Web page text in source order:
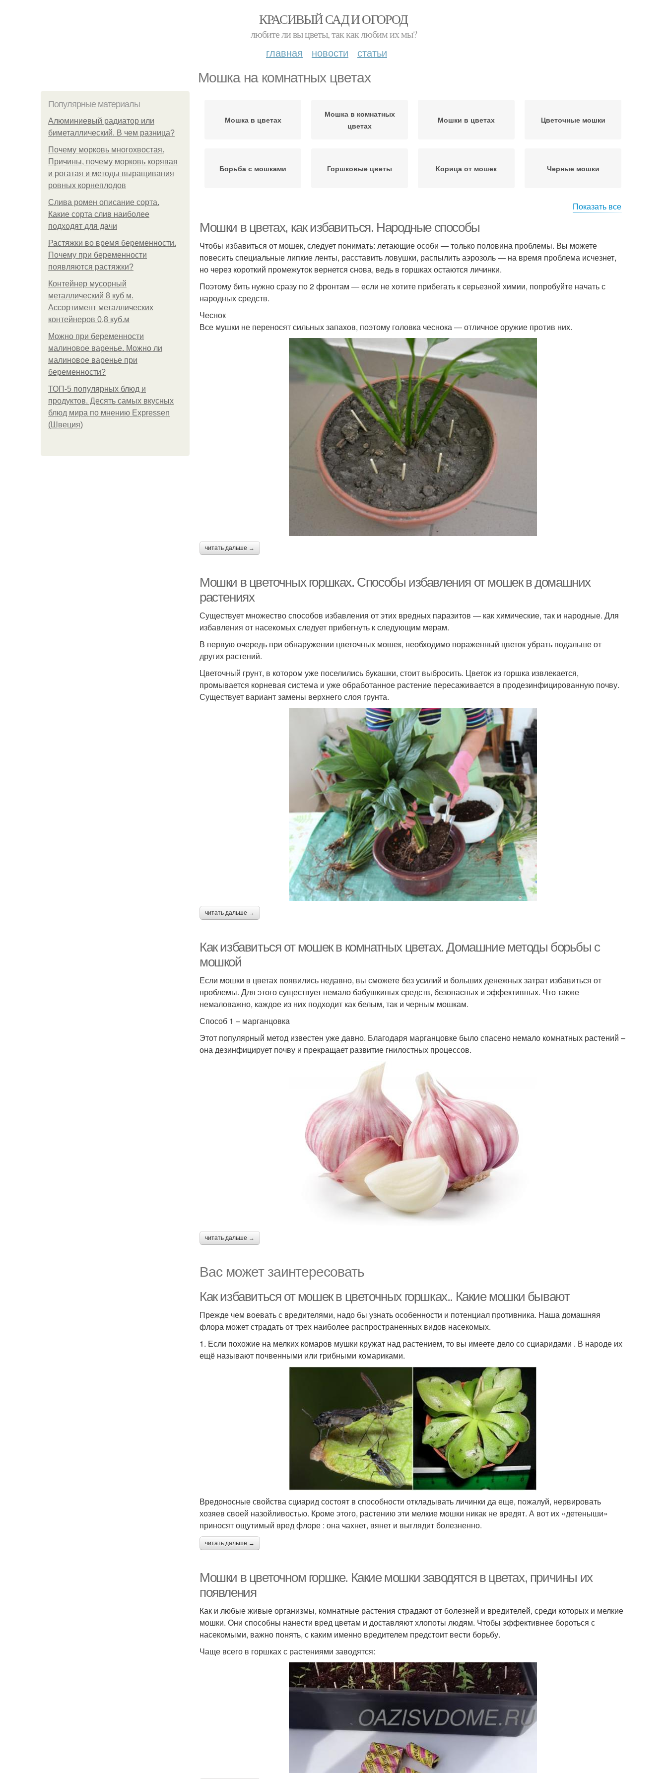
КРАСИВЫЙ САД И ОГОРОД
любите ли вы цветы, так как любим их мы?
главная новости статьи
Мошка на комнатных цветах
Популярные материалы
Алюминиевый радиатор или
биметаллический. В чем разница?
Почему морковь многохвостая.
Причины, почему морковь корявая
и рогатая и методы выращивания
ровных корнеплодов
Слива ромен описание сорта.
Какие сорта слив наиболее
подходят для дачи
Растяжки во время беременности.
Почему при беременности
появляются растяжки?
Контейнер мусорный
металлический 8 куб м.
Ассортимент металлических
контейнеров 0,8 куб.м
Можно при беременности
малиновое варенье. Можно ли
малиновое варенье при
беременности?
ТОП-5 популярных блюд и
продуктов. Десять самых вкусных
блюд мира по мнению Expressen
(Швеция)
Мошка в цветах
Мошка в комнатных
цветах
Мошки в цветах Цветочные мошки
Борьба с мошками Горшковые цветы Корица от мошек Черные мошки
горшке
Мошка в цветочных
Избавления от мошек Цветочная мошка
Препараты против
мошек
Марганцовка от мошек
Показать все
Мошки в цветах, как избавиться. Народные способы
Чтобы избавиться от мошек, следует понимать: летающие особи — только половина проблемы. Вы можете
повесить специальные липкие ленты, расставить ловушки, распылить аэрозоль — на время проблема исчезнет,
но через короткий промежуток вернется снова, ведь в горшках остаются личинки.
Поэтому бить нужно сразу по 2 фронтам — если не хотите прибегать к серьезной химии, попробуйте начать с
народных средств.
Чеснок
Все мушки не переносят сильных запахов, поэтому головка чеснока — отличное оружие против них.
читать дальше →
Мошки в цветочных горшках. Способы избавления от мошек в домашних
растениях
Существует множество способов избавления от этих вредных паразитов — как химические, так и народные. Для
избавления от насекомых следует прибегнуть к следующим мерам.
В первую очередь при обнаружении цветочных мошек, необходимо пораженный цветок убрать подальше от
других растений.
Цветочный грунт, в котором уже поселились букашки, стоит выбросить. Цветок из горшка извлекается,
промывается корневая система и уже обработанное растение пересаживается в продезинфицированную почву.
Существует вариант замены верхнего слоя грунта.
читать дальше →
Как избавиться от мошек в комнатных цветах. Домашние методы борьбы с
мошкой
Если мошки в цветах появились недавно, вы сможете без усилий и больших денежных затрат избавиться от
проблемы. Для этого существует немало бабушкиных средств, безопасных и эффективных. Что также
немаловажно, каждое из них подходит как белым, так и черным мошкам.
Способ 1 – марганцовка
Этот популярный метод известен уже давно. Благодаря марганцовке было спасено немало комнатных растений –
она дезинфицирует почву и прекращает развитие гнилостных процессов.
читать дальше →
Вас может заинтересовать
Как избавиться от мошек в цветочных горшках.. Какие мошки бывают
Прежде чем воевать с вредителями, надо бы узнать особенности и потенциал противника. Наша домашняя
флора может страдать от трех наиболее распространенных видов насекомых.
1. Если похожие на мелких комаров мушки кружат над растением, то вы имеете дело со сциаридами . В народе их
ещё называют почвенными или грибными комариками.
Вредоносные свойства сциарид состоят в способности откладывать личинки да еще, пожалуй, нервировать
хозяев своей назойливостью. Кроме этого, растению эти мелкие мошки никак не вредят. А вот их «детеныши»
приносят ощутимый вред флоре : она чахнет, вянет и выглядит болезненно.
читать дальше →
Мошки в цветочном горшке. Какие мошки заводятся в цветах, причины их
появления
Как и любые живые организмы, комнатные растения страдают от болезней и вредителей, среди которых и мелкие
мошки. Они способны нанести вред цветам и доставляют хлопоты людям. Чтобы эффективнее бороться с
насекомыми, важно понять, с каким именно вредителем предстоит вести борьбу.
Чаще всего в горшках с растениями заводятся: